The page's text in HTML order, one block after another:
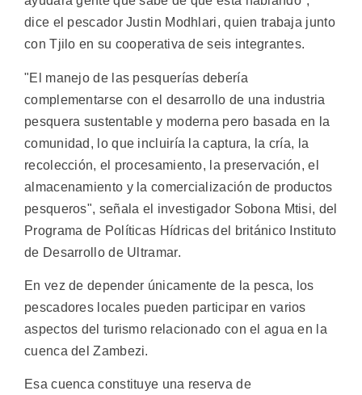
dice el pescador Justin Modhlari, quien trabaja junto
con Tjilo en su cooperativa de seis integrantes.
"El manejo de las pesquerías debería
complementarse con el desarrollo de una industria
pesquera sustentable y moderna pero basada en la
comunidad, lo que incluiría la captura, la cría, la
recolección, el procesamiento, la preservación, el
almacenamiento y la comercialización de productos
pesqueros", señala el investigador Sobona Mtisi, del
Programa de Políticas Hídricas del británico Instituto
de Desarrollo de Ultramar.
En vez de depender únicamente de la pesca, los
pescadores locales pueden participar en varios
aspectos del turismo relacionado con el agua en la
cuenca del Zambezi.
Esa cuenca constituye una reserva de